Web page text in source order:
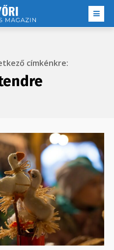
címkénkre: